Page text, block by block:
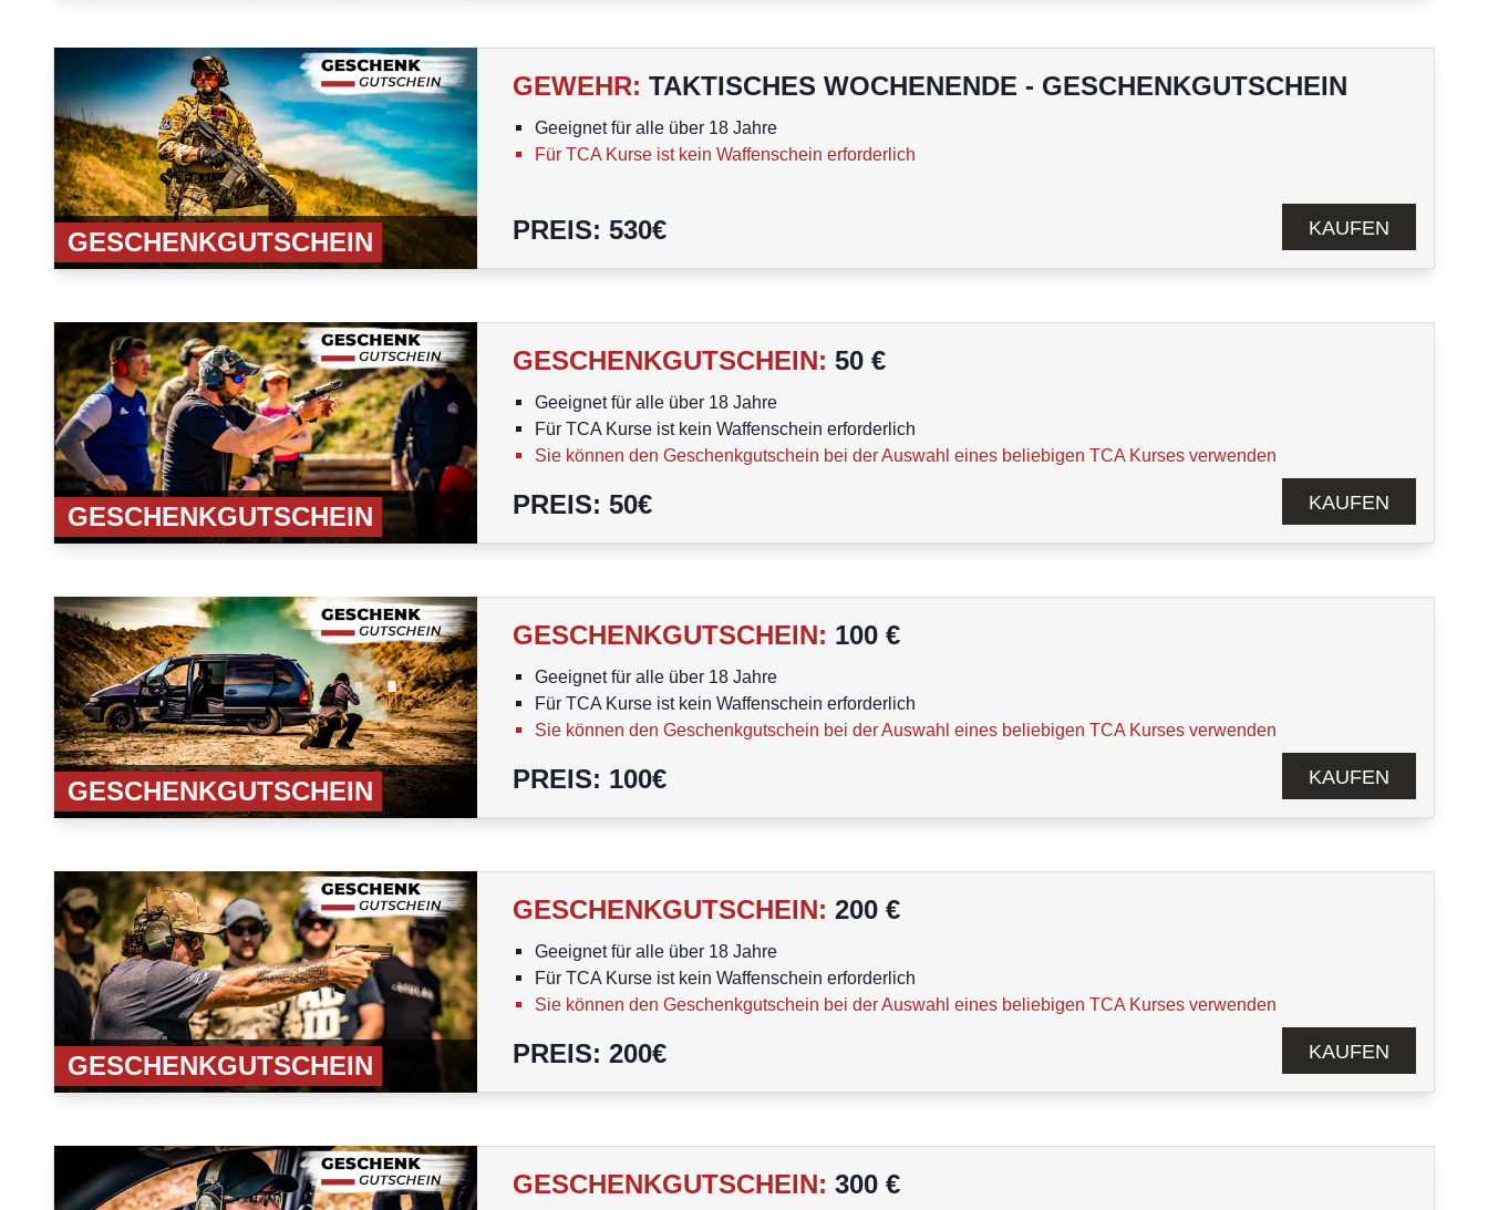
GESCHENKGUTSCHEIN
GEWEHR: TAKTISCHES WOCHENENDE - GESCHENKGUTSCHEIN
Geeignet für alle über 18 Jahre
Für TCA Kurse ist kein Waffenschein erforderlich
PREIS: 530€ KAUFEN
GESCHENKGUTSCHEIN
GESCHENKGUTSCHEIN: 50 €
Geeignet für alle über 18 Jahre
Für TCA Kurse ist kein Waffenschein erforderlich
Sie können den Geschenkgutschein bei der Auswahl eines beliebigen TCA Kurses verwenden
PREIS: 50€ KAUFEN
GESCHENKGUTSCHEIN
GESCHENKGUTSCHEIN: 100 €
Geeignet für alle über 18 Jahre
Für TCA Kurse ist kein Waffenschein erforderlich
Sie können den Geschenkgutschein bei der Auswahl eines beliebigen TCA Kurses verwenden
PREIS: 100€ KAUFEN
GESCHENKGUTSCHEIN
GESCHENKGUTSCHEIN: 200 €
Geeignet für alle über 18 Jahre
Für TCA Kurse ist kein Waffenschein erforderlich
Sie können den Geschenkgutschein bei der Auswahl eines beliebigen TCA Kurses verwenden
PREIS: 200€ KAUFEN
GESCHENKGUTSCHEIN: 300 €